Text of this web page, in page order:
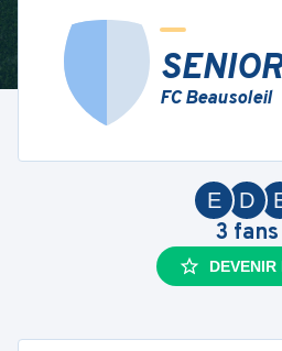
FC Beausoleil
D
E
3 fans
DEVENIR